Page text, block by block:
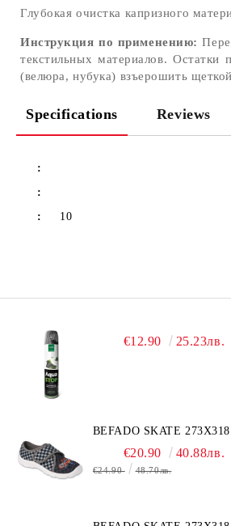
Глубокая очистка капризного
Инструкция по применению:
текстильных материалов.
(велюра, нубука) взъерошить
Specifications Reviews
:
:
:
10
€12.90 25.23лв.
BEFADO SKATE 273X318
€20.90 40.88лв.
€24.90 48.70лв.